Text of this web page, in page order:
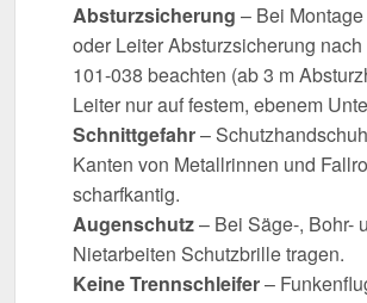
Absturzsicherung – Bei
oder Leiter Absturzsicherung
101-038 beachten (ab 3 m
Leiter nur auf festem, ebenem
Schnittgefahr–
Kanten von Metallrinnen und
scharfkantig.
Augenschutz– Bei Säge-, Bohr-
Nietarbeiten Schutzbrille tragen.
Keine Trennschleifer–